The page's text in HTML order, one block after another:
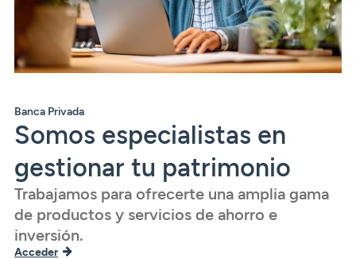
Banca Privada
Somos especialistas en
gestionar tu patrimonio
Trabajamos para ofrecerte una amplia gama
de productos y servicios de ahorro e
inversión.
Acceder